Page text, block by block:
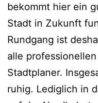
bekommt hier ein
Stadt in Zukunft
Rundgang ist
alle
Stadtplaner.
ruhig. Lediglich in